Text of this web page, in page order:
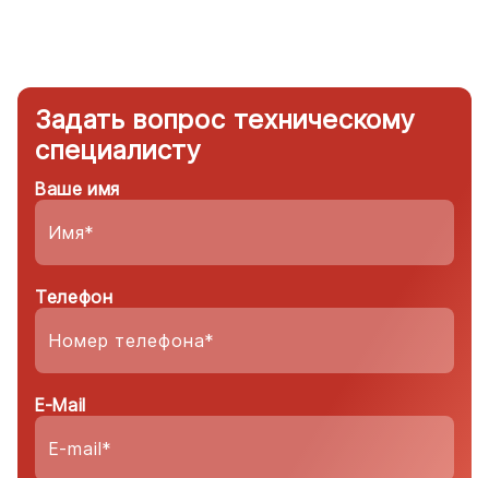
Задать вопрос техническому
специалисту
Ваше имя
Телефон
E-Mail